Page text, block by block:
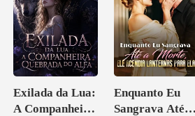
Exilada da Lua:
A Companheira
Enquanto Eu
Sangrava Até a